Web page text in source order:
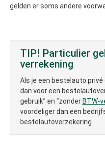
gelden er soms andere
TIP! Particulier
verrekening
Als je een bestelauto privé
dan voor een
gebruik” en “zonderBTW-
voordeliger dan een
bestelautoverzekering.